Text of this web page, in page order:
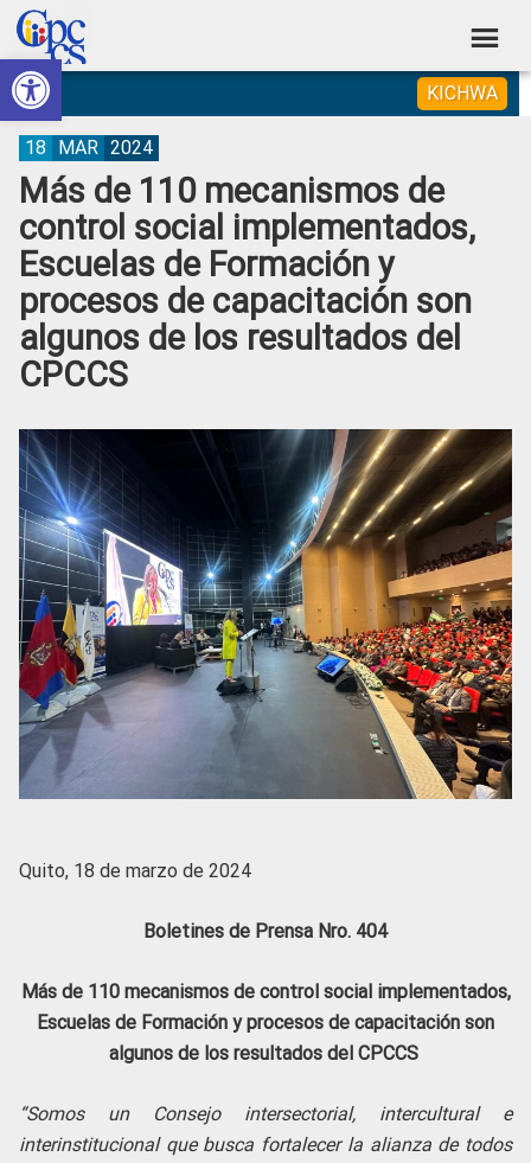
Abrir barra de herramientas
Skip
to
primary
navigation
Skip
to
main
content
Skip
to
primary
sidebar
Skip
to
footer
Consejo
de
Participación
Ciudadana
Control
Social
Construyendo
Poder
Ciudadano
KICHWA
Más de 110 mecanismos de
control social implementados,
Escuelas de Formación y
procesos de capacitación son
algunos de los resultados del
CPCCS
18 MAR 2024
Quito, 18 de marzo de 2024
Boletines de Prensa Nro. 404
Más de 110 mecanismos de control social implementados,
Escuelas de Formación y procesos de capacitación son
algunos de los resultados del CPCCS
“Somos un Consejo intersectorial, intercultural e
interinstitucional que busca fortalecer la alianza de todos